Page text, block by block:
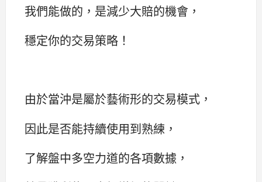
我們能做的，是減少大賠的機會，
穩定你的交易策略！
由於當沖是屬於藝術形的交易模式，
因此是否能持續使用到熟練，
了解盤中多空力道的各項數據，